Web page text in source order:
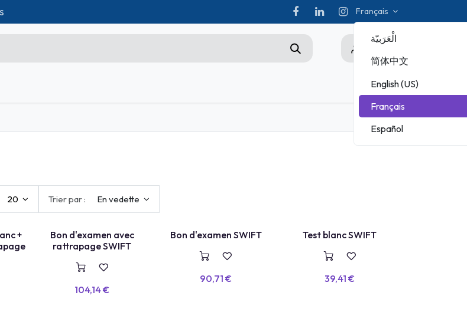
Français
الْعَرَبيّة
简体中文
English (US)
Français
Español
Bi
d'entreprise
de Site
& Réseaux
CHAMPIONNAT ADOBE
Trier par : En vedette
20
+
BON + RETAKE
Bon d'examen avec
rattrapage SWIFT
104,14€
BON D'EXAMEN
Bon d'examen SWIFT
90,71 €
TEST BLANC
Test blanc SWIFT
39,41 €